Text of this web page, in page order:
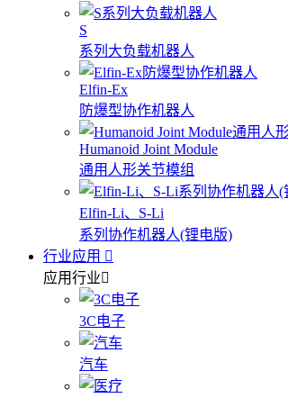
S
系列大负载机器人
Elfin-Ex
防爆型协作机器人
Humanoid Joint Module
通用人形关节模组
Elfin-Li、S-Li
系列协作机器人(锂电版)
行业应用
应用行业
3C电子
汽车